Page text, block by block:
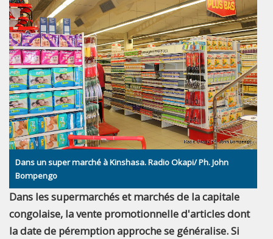
Dans un super marché à Kinshasa. Radio Okapi/ Ph. John
Bompengo
Dans les supermarchés et marchés de la capitale
congolaise, la vente promotionnelle d'articles dont
la date de péremption approche se généralise. Si